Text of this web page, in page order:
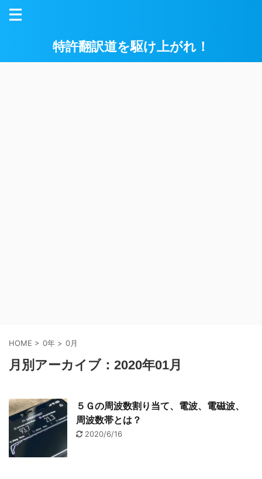
特許翻訳道を駆け上がれ！
HOME > 0年 > 0月
月別アーカイブ：2020年01月
５Ｇの周波数割り当て、電波、電磁波、
周波数帯とは？
2020/6/16